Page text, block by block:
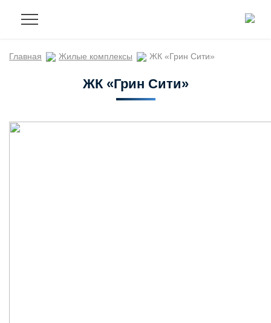
Главная Жилые комплексы ЖК «Грин Сити»
ЖК «Грин Сити»